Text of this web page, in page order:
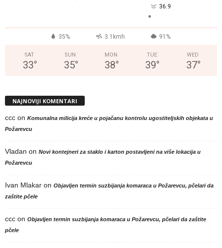
36.9
°
35% 3.1kmh 91%
SAT
33°
SUN
35°
MON
38°
TUE
39°
WED
37°
NAJNOVIJI KOMENTARI
ccc on Komunalna milicija kreće u pojačanu kontrolu ugostiteljskih objekata u
Požarevcu
Vladan on Novi kontejneri za staklo i karton postavljeni na više lokacija u
Požarevcu
Ivan Mlakar on Objavljen termin suzbijanja komaraca u Požarevcu, pčelari da
zaštite pčele
ccc on Objavljen termin suzbijanja komaraca u Požarevcu, pčelari da zaštite
pčele